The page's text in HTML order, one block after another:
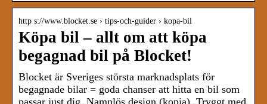
http s://www.blocket.se › tips-och-guider › kopa-bil
Köpa bil – allt om att köpa
begagnad bil på Blocket!
Blocket är Sveriges största marknadsplats för
begagnade bilar = goda chanser att hitta en bil som